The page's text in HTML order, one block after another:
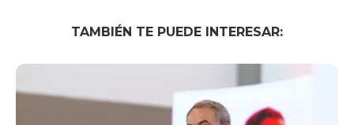
TAMBIÉN TE PUEDE INTERESAR: